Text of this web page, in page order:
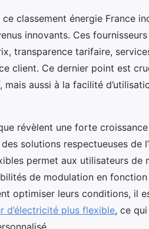
classement énergie France
innovants. Ces
transparence tarifaire,
client. Ce dernier point est
aussi à la facilité
révèlent une forte
solutions respectueuses de
permet aux utilisateurs de
de modulation en
optimiser leurs conditions, il
d’électricité plus flexible, ce